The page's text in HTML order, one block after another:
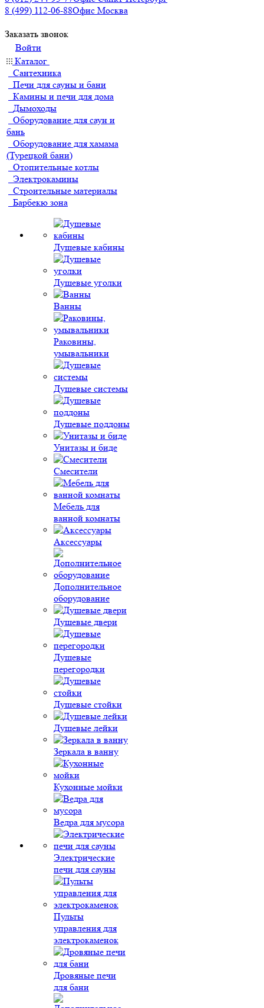
8 (499) 112-06-88Офис Москва
Заказать звонок
Войти
Каталог
Сантехника
Печи для сауны и бани
Камины и печи для дома
Дымоходы
Оборудование для саун и
бань
Оборудование для хамама
(Турецкой бани)
Отопительные котлы
Электрокамины
Строительные материалы
Барбекю зона
Душевые кабины
Душевые уголки
Ванны
Раковины,
умывальники
Душевые системы
Душевые поддоны
Унитазы и биде
Смесители
Мебель для
ванной комнаты
Аксессуары
Дополнительное
оборудование
Душевые двери
Душевые
перегородки
Душевые стойки
Душевые лейки
Зеркала в ванну
Кухонные мойки
Ведра для мусора
Электрические
печи для сауны
Пульты
управления для
электрокаменок
Дровяные печи
для бани